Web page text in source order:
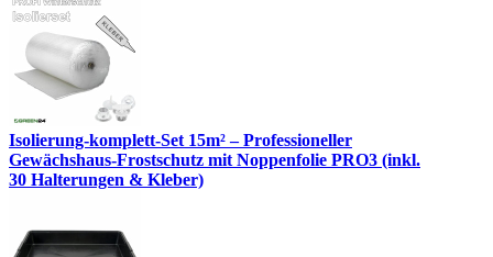
Isolierung-komplett-Set 15m² – Professioneller
Gewächshaus-Frostschutz mit Noppenfolie PRO3 (inkl.
30 Halterungen & Kleber)